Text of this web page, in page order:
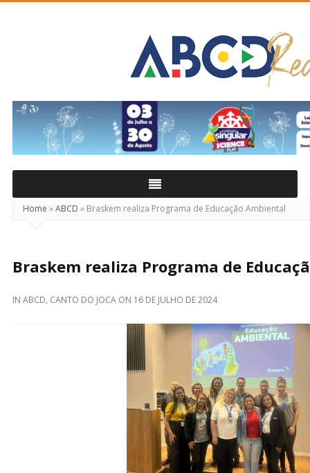
Real
Home »ABCD » Braskem realiza Programa de Educação Ambiental
Braskem realiza Programa de
IN ABCD, CANTO DO JOCA ON 16 DE JULHO DE 2024